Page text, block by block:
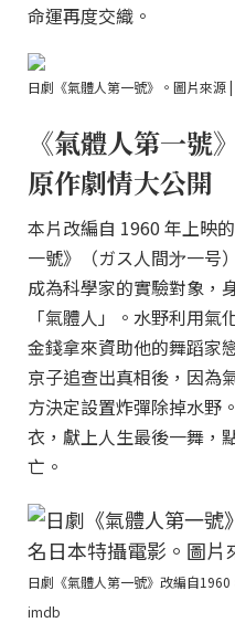
命運再度交織。
日劇《氣體人第一號》。圖片來源
《氣體人第一號
原作劇情大公開
本片改編自 1960 年上映
一號》（ガス人間㐧一号
成為科學家的實驗對象，
「氣體人」。水野利用
金錢拿來資助他的舞蹈家
京子追查出真相後，因為
方決定設置炸彈除掉水野
衣，獻上人生最後一舞，
亡。
日劇《氣體人第一號》改編自
imdb